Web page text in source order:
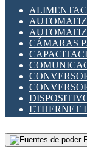
SENSORES
VARIACS
OTROS
RELÉS
RELÉS DE
RELÉS DE
RELÉS
RELÉS
SENSORES
CÁMARAS
ETHERNET
EXTENSOR
GATEWAY
GESTIÓN